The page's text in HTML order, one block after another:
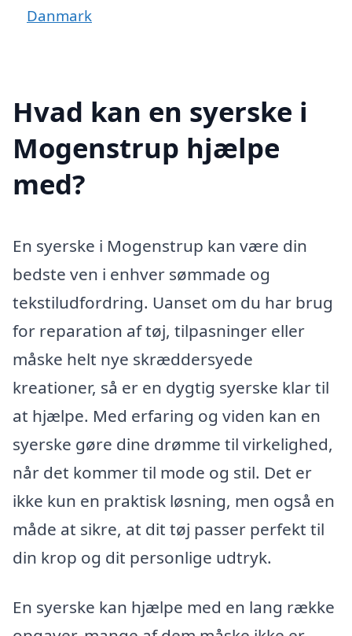
Danmark
Hvad kan en syerske i
Mogenstrup hjælpe
med?
En syerske i Mogenstrup kan være din
bedste ven i enhver sømmade og
tekstiludfordring. Uanset om du har brug
for reparation af tøj, tilpasninger eller
måske helt nye skræddersyede
kreationer, så er en dygtig syerske klar til
at hjælpe. Med erfaring og viden kan en
syerske gøre dine drømme til virkelighed,
når det kommer til mode og stil. Det er
ikke kun en praktisk løsning, men også en
måde at sikre, at dit tøj passer perfekt til
din krop og dit personlige udtryk.
En syerske kan hjælpe med en lang række